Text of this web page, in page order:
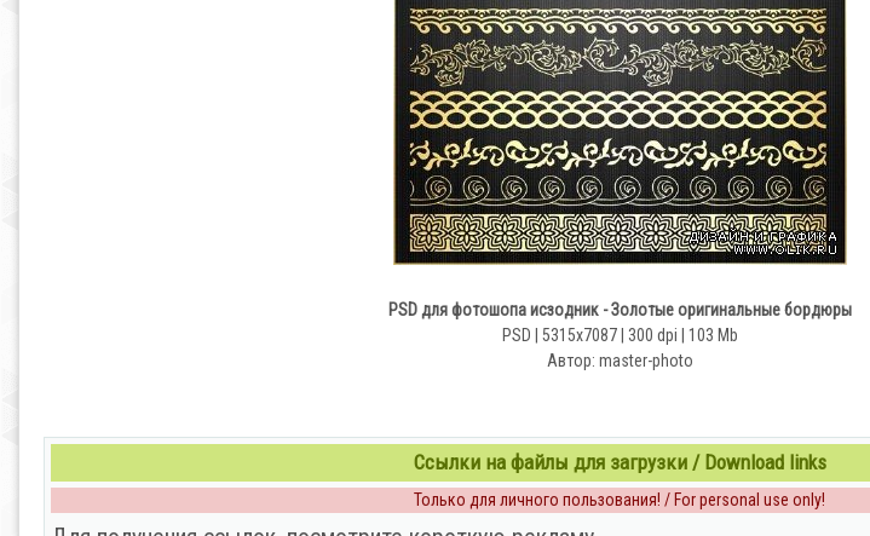
PSD для фотошопа исзодник - Золотые оригинальные бордюры
PSD | 5315x7087 | 300 dpi | 103 Mb
Автор: master-photo
Ссылки на файлы для загрузки / Download links
Только для личного пользования! / For personal use only!